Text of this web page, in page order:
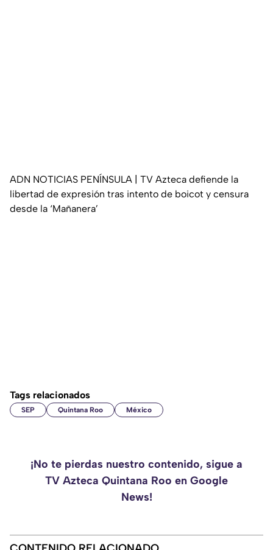
ADN NOTICIAS PENÍNSULA | TV Azteca defiende la
libertad de expresión tras intento de boicot y censura
desde la ‘Mañanera’
Tags relacionados
SEP Quintana Roo México
¡No te pierdas nuestro contenido, sigue a
TV Azteca Quintana Roo en Google
News!